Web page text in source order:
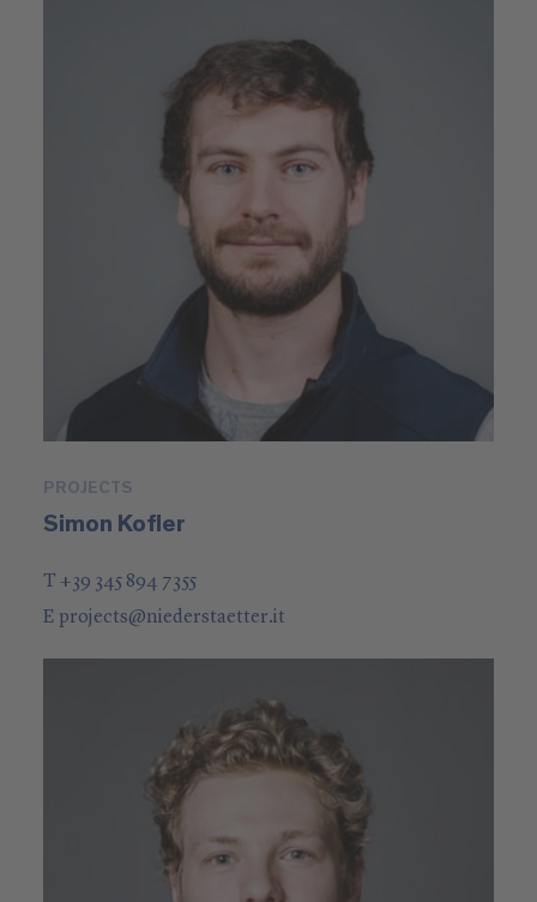
PROJECTS
Simon Kofler
T +39 345 894 7355
E projects@niederstaetter.it